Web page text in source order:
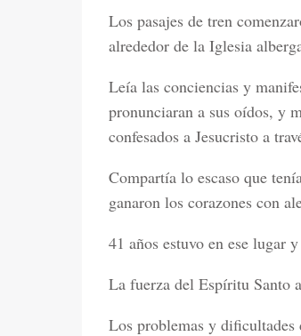
Los pasajes de tren
alrededor de la Iglesia
Leía las conciencias y
pronunciaran a sus oídos, y
confesados a Jesucristo a
Compartía lo escaso que
ganaron los corazones con
41 años estuvo en ese lugar
La fuerza del Espíritu Santo
Los problemas y